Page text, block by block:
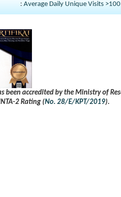
: Average Daily Unique Visits >100
been accredited by the Ministry of
2 Rating (No. 28/E/KPT/2019).